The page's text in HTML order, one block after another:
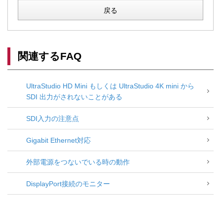
戻る
関連するFAQ
UltraStudio HD Mini もしくは UltraStudio 4K mini から
SDI 出力がされないことがある
SDI入力の注意点
Gigabit Ethernet対応
外部電源をつないでいる時の動作
DisplayPort接続のモニター